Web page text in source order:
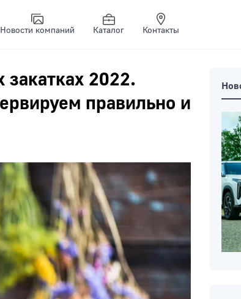
Новости компаний Каталог Контакты
2022.
правильно и